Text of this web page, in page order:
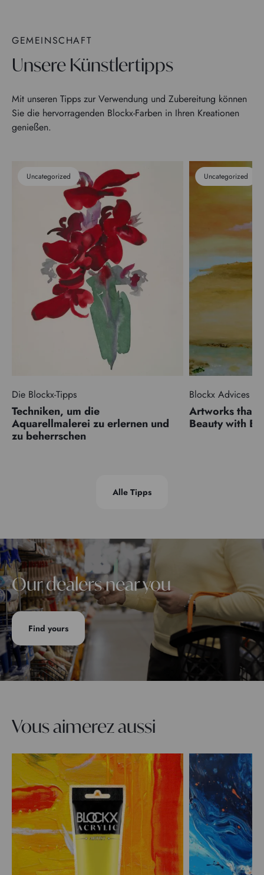
GEMEINSCHAFT
Unsere Künstlertipps
Mit unseren Tipps zur Verwendung und Zubereitung können
Sie die hervorragenden Blockx-Farben in Ihren Kreationen
genießen.
Uncategorized
Die Blockx-Tipps
Techniken, um die
Aquarellmalerei zu erlernen und
zu beherrschen
Uncategorized
Blockx Advices
Artworks that
Beauty with
Alle Tipps
Our dealers near you
Find yours
Vous aimerez aussi